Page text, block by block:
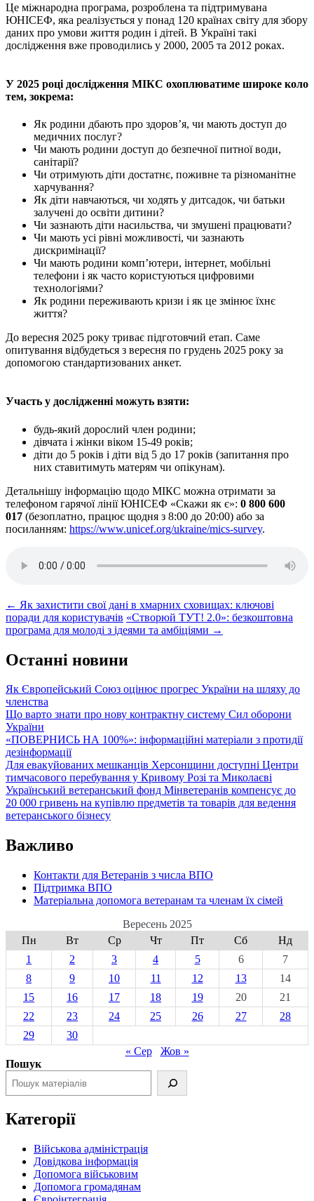
Це міжнародна програма, розроблена та підтримувана
ЮНІСЕФ, яка реалізується у понад 120 країнах світу для збору
даних про умови життя родин і дітей. В Україні такі
дослідження вже проводились у 2000, 2005 та 2012 роках.
У 2025 році дослідження МІКС охоплюватиме широке коло
тем, зокрема:
Як родини дбають про здоров’я, чи мають доступ до
медичних послуг?
Чи мають родини доступ до безпечної питної води,
санітарії?
Чи отримують діти достатнє, поживне та різноманітне
харчування?
Як діти навчаються, чи ходять у дитсадок, чи батьки
залучені до освіти дитини?
Чи зазнають діти насильства, чи змушені працювати?
Чи мають усі рівні можливості, чи зазнають
дискримінації?
Чи мають родини комп’ютери, інтернет, мобільні
телефони і як часто користуються цифровими
технологіями?
Як родини переживають кризи і як це змінює їхнє
життя?
До вересня 2025 року триває підготовчий етап. Саме
опитування відбудеться з вересня по грудень 2025 року за
допомогою стандартизованих анкет.
Участь у дослідженні можуть взяти:
будь-який дорослий член родини;
дівчата і жінки віком 15-49 років;
діти до 5 років і діти від 5 до 17 років (запитання про
них ставитимуть матерям чи опікунам).
Детальнішу інформацію щодо МІКС можна отримати за
телефоном гарячої лінії ЮНІСЕФ «Скажи як є»: 0 800 600
017 (безоплатно, працює щодня з 8:00 до 20:00) або за
посиланням: https://www.unicef.org/ukraine/mics-survey.
Post
navigation
← Як захистити свої дані в хмарних сховищах: ключові
поради для користувачів «Створюй ТУТ! 2.0»: безкоштовна
програма для молоді з ідеями та амбіціями →
Останні новини
Як Європейський Союз оцінює прогрес України на шляху до
членства
Що варто знати про нову контрактну систему Сил оборони
України
«ПОВЕРНИСЬ НА 100%»: інформаційні матеріали з протидії
дезінформації
Для евакуйованих мешканців Херсонщини доступні Центри
тимчасового перебування у Кривому Розі та Миколаєві
Український ветеранський фонд Мінветеранів компенсує до
20 000 гривень на купівлю предметів та товарів для ведення
ветеранського бізнесу
Важливо
Контакти для Ветеранів з числа ВПО
Підтримка ВПО
Матеріальна допомога ветеранам та членам їх сімей
Вересень 2025
Пн
Вт Ср Чт Пт Сб
Нд
1
2 3 4 5 6
7
8
9 10 11 12 13
14
15
16 17 18 19 20
21
22
23 24 25 26 27
28
29
30
« Сер
Жов »
Пошук
Категорії
Військова адміністрація
Довідкова інформація
Допомога військовим
Допомога громадянам